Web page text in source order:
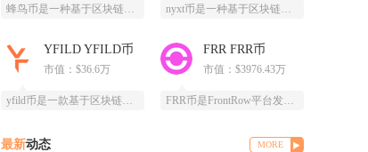
YFILD YFILD币
市值：$36.6万
FRR FRR币
市值：$3976.43万
最新动态 MORE